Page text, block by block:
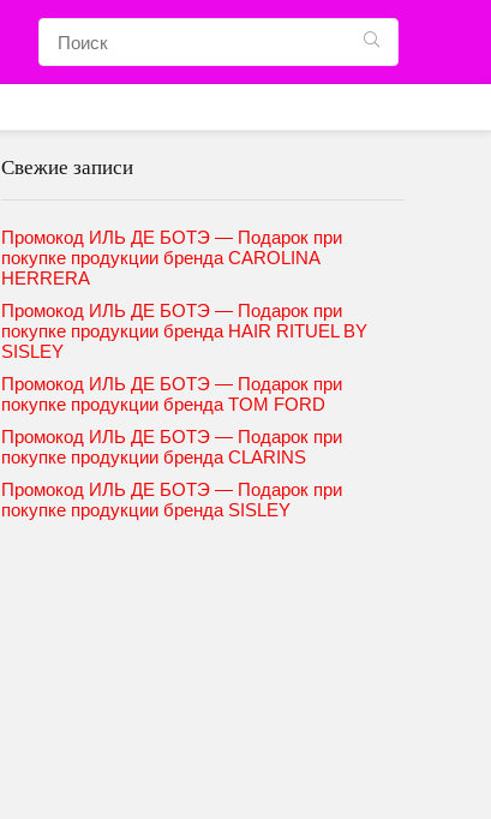
Свежие записи
Промокод ИЛЬ ДЕ БОТЭ — Подарок при
покупке продукции бренда CAROLINA
HERRERA
Промокод ИЛЬ ДЕ БОТЭ — Подарок при
покупке продукции бренда HAIR RITUEL BY
SISLEY
Промокод ИЛЬ ДЕ БОТЭ — Подарок при
покупке продукции бренда TOM FORD
Промокод ИЛЬ ДЕ БОТЭ — Подарок при
покупке продукции бренда CLARINS
Промокод ИЛЬ ДЕ БОТЭ — Подарок при
покупке продукции бренда SISLEY